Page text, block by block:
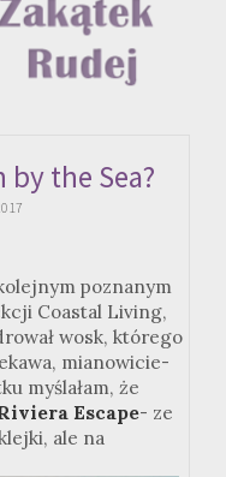
the Sea?
poznanym
Coastal Living,
wosk, którego
mianowicie-
myślałam, że
Escape- ze
ale na